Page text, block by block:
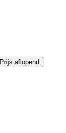
Prijs aflopend